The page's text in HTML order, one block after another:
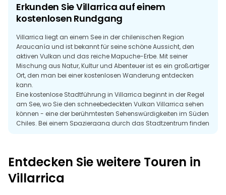
Erkunden Sie Villarrica auf einem
kostenlosen Rundgang
Villarrica liegt an einem See in der chilenischen Region
Araucanía und ist bekannt für seine schöne Aussicht, den
aktiven Vulkan und das reiche Mapuche-Erbe. Mit seiner
Mischung aus Natur, Kultur und Abenteuer ist es ein großartiger
Ort, den man bei einer kostenlosen Wanderung entdecken
kann.
Eine kostenlose Stadtführung in Villarrica beginnt in der Regel
am See, wo Sie den schneebedeckten Vulkan Villarrica sehen
können - eine der berühmtesten Sehenswürdigkeiten im Süden
Chiles. Bei einem Spaziergang durch das Stadtzentrum finden
an der Uferpromenade entlangzuschlendern, lokale Cafés zu
besuchen oder in Museen und Werkstätten mehr über die
Traditionen der Mapuche zu erfahren. Villarrica ist auch ein
Entdecken Sie weitere Touren in
Villarrica